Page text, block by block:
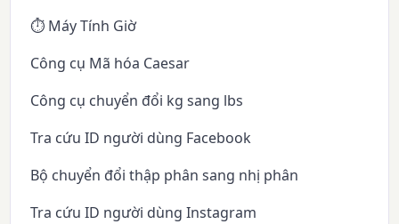
⏱️ Máy Tính Giờ
Công cụ Mã hóa Caesar
Công cụ chuyển đổi kg sang lbs
Tra cứu ID người dùng Facebook
Bộ chuyển đổi thập phân sang nhị phân
Tra cứu ID người dùng Instagram